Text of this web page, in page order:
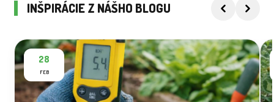
INŠPIRÁCIE Z NÁŠHO BLOGU
28
FEB